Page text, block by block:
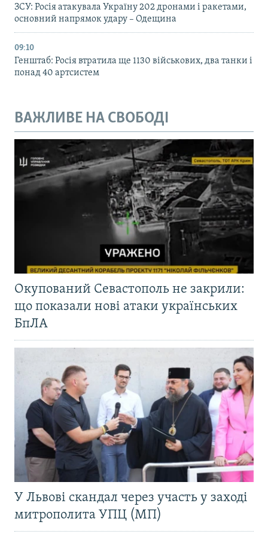
ЗСУ: Росія атакувала Україну 202 дронами і ракетами,
основний напрямок удару – Одещина
09:10
Генштаб: Росія втратила ще 1130 військових, два танки і
понад 40 артсистем
ВАЖЛИВЕ НА СВОБОДІ
Окупований Севастополь не закрили:
що показали нові атаки українських
БпЛА
У Львові скандал через участь у заході
митрополита УПЦ (МП)